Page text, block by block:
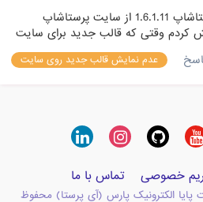
سلام و خسته نباشید من پرستاشاپ 1.6.1.11 از سایت پرستاشاپ
کردم وقتی که قالب جدید برای سایت
انتخاب میکنم قالب درست نمایش داده نمیشه انگار تعدادی Css یا
قالب رایگان شمارو تست کردم هم
عدم نمایش قالب جدید روی سایت
خصوصی تماس با ما
الکترونیک پارس (آی پرستا) محفوظ